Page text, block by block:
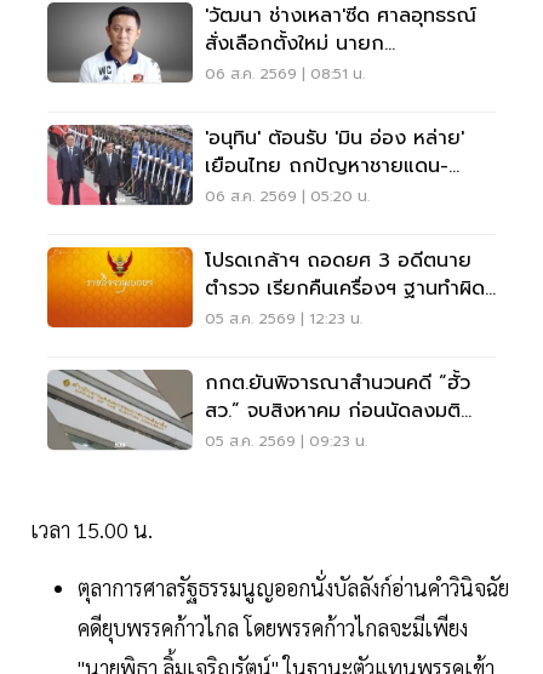
'วัฒนา ช่างเหลา'ซีด ศาลอุทธรณ์
สั่งเลือกตั้งใหม่ นายก
อบจ.ขอนแก่น
06 ส.ค. 2569 | 08:51 น.
'อนุทิน' ต้อนรับ 'มิน อ่อง หล่าย'
เยือนไทย ถกปัญหาชายแดน-
พลังงาน-การค้า
06 ส.ค. 2569 | 05:20 น.
โปรดเกล้าฯ ถอดยศ 3 อดีตนาย
ตำรวจ เรียกคืนเครื่องฯ ฐานทำผิด
วินัยร้ายแรง
05 ส.ค. 2569 | 12:23 น.
กกต.ยันพิจารณาสำนวนคดี “ฮั้ว
สว.” จบสิงหาคม ก่อนนัดลงมติ
ภายหลัง
05 ส.ค. 2569 | 09:23 น.
เวลา 15.00 น.
ตุลาการศาลรัฐธรรมนูญออกนั่งบัลลังก์อ่านคำวินิจฉัย
คดียุบพรรคก้าวไกล โดยพรรคก้าวไกลจะมีเพียง
"นายพิธา ลิ้มเจริญรัตน์" ในฐานะตัวแทนพรรคเข้า